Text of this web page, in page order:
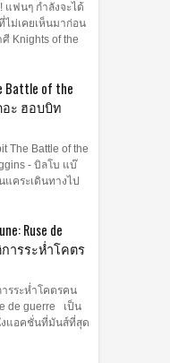
แฟนๆ กำลังจะได้
ไม่เคยเห็นมาก่อน
Knights of the
Battle of the
ดอะ ฮอบบิท
The Battle of the
- บิลโบ แบ๊
แคระเดินทางไป
Ruse de
ารระห่ำโคตร
รระห่ำโคตรคน
de guerre เป็น
แอคชั่นที่มันส์ที่สุด